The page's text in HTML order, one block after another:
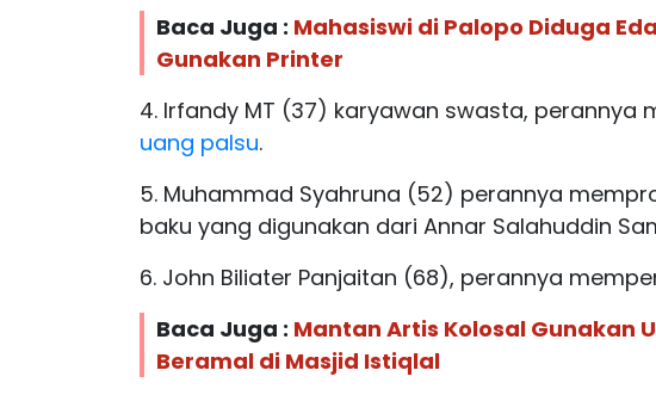
Baca Juga : Mahasiswi di Palopo Diduga
Gunakan Printer
4. Irfandy MT (37) karyawan swasta, perannya
uang palsu.
5. Muhammad Syahruna (52) perannya
baku yang digunakan dari Annar Salahuddin
6. John Biliater Panjaitan (68), perannya
Baca Juga : Mantan Artis Kolosal Gunakan
Beramal di Masjid Istiqlal